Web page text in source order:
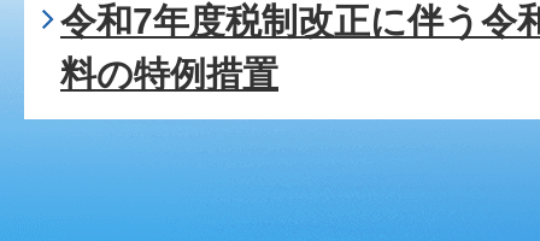
令和7年度税制改正に伴う令
料の特例措置